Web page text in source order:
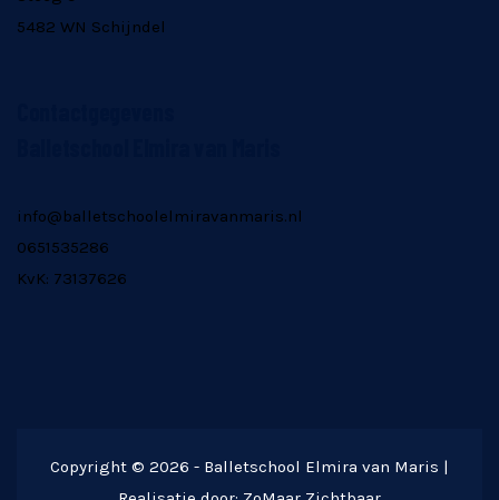
5482 WN Schijndel
info@balletschoolelmiravanmaris.nl
0651535286
KvK: 73137626
Copyright © 2026 - Balletschool Elmira van Maris |